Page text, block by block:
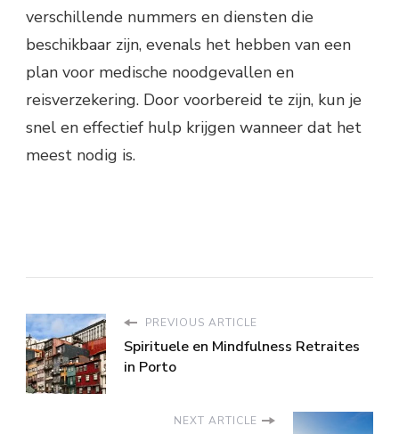
verschillende nummers en diensten die
beschikbaar zijn, evenals het hebben van een
plan voor medische noodgevallen en
reisverzekering. Door voorbereid te zijn, kun je
snel en effectief hulp krijgen wanneer dat het
meest nodig is.
PREVIOUS ARTICLE
Spirituele en Mindfulness Retraites
in Porto
NEXT ARTICLE